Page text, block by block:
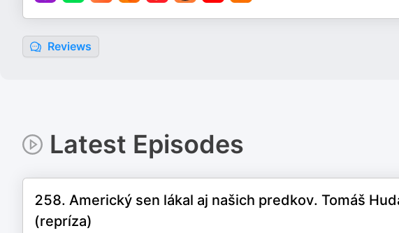
Reviews
Latest Episodes
258. Americký sen lákal aj našich predkov. Tomáš
(repríza)